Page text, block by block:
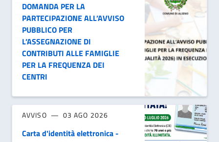
DOMANDA PER LA
PARTECIPAZIONE ALL’AVVISO
PUBBLICO PER
L’ASSEGNAZIONE DI
CONTRIBUTI ALLE FAMIGLIE
PER LA FREQUENZA DEI
CENTRI
AVVISO 03 AGO 2026
Carta d'identità elettronica -